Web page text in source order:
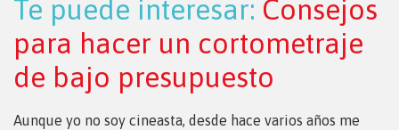
Te puede interesar: Consejos
para hacer un cortometraje
de bajo presupuesto
Aunque yo no soy cineasta, desde hace varios años me